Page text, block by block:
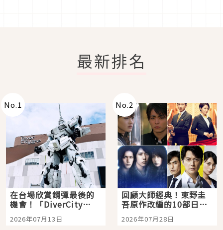
最新排名
No.1
在台場欣賞鋼彈最後的
機會！「DiverCity
Tokyo Plaza」搭船、
購物、美食及夜景，一
2026年07月13日
No.2
回顧大師經典！東野圭
吾原作改編的10部日本
影視作品推薦
2026年07月28日